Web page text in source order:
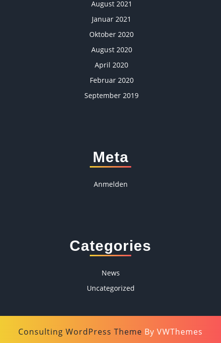
August 2021
Januar 2021
Oktober 2020
August 2020
April 2020
Februar 2020
September 2019
Meta
Anmelden
Categories
News
Uncategorized
Consulting WordPress Theme By VWThemes